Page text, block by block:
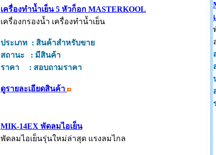
เครื่องทำน้ำเย็น 5 หัวก็อก MASTERKOOL
เครื่องกรองน้ำ เครื่องทำน้ำเย็น
ประเภท : สินค้าสำหรับขาย
สถานะ : มีสินค้า
ราคา : สอบถามราคา
ดูรายละเอียดสินค้า
MIK-14EX พัดลมไอเย็น
พัดลมไอเย็นรุ่นใหม่ล่าสุด แรงลมไกล